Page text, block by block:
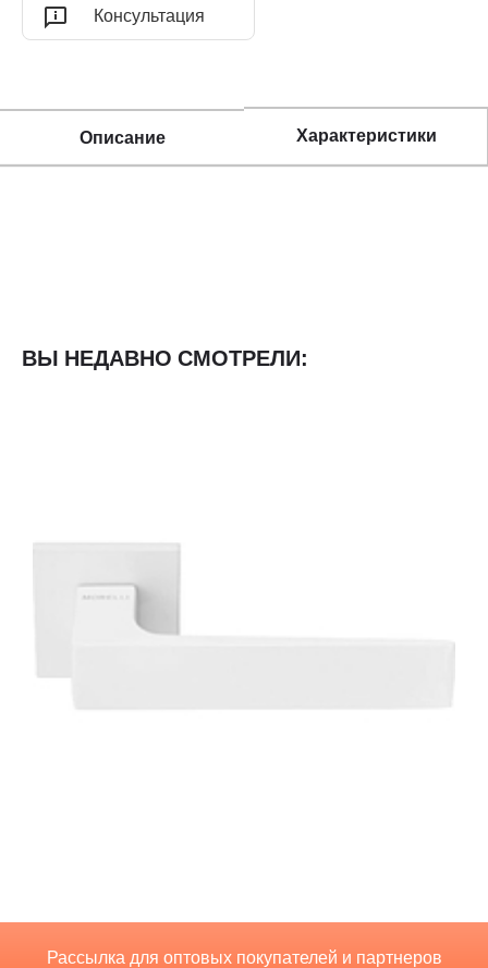
Консультация
Описание Характеристики
ВЫ НЕДАВНО СМОТРЕЛИ:
Рассылка для оптовых покупателей и партнеров